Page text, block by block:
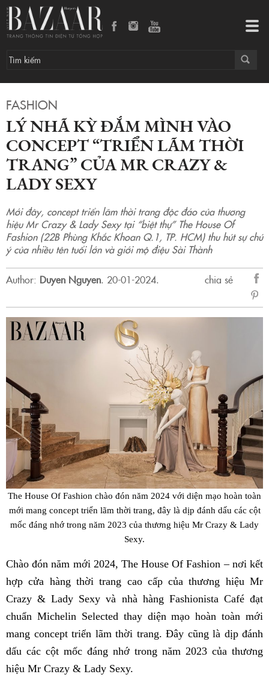
FASHION
LÝ NHÃ KỲ ĐẮM MÌNH VÀO
CONCEPT “TRIỂN LÃM THỜI
TRANG” CỦA MR CRAZY &
LADY SEXY
Mới đây, concept triển lãm thời trang độc đáo của thương
hiệu Mr Crazy & Lady Sexy tại “biệt thự” The House Of
Fashion (22B Phùng Khắc Khoan Q.1, TP. HCM) thu hút sự chú
ý của nhiều tên tuổi lớn và giới mộ điệu Sài Thành
Author: Duyen Nguyen. 20-01-2024.
chia sẻ
sẻ
The House Of Fashion chào đón năm 2024 với diện mạo hoàn toàn
mới mang concept triển lãm thời trang, đây là dịp đánh dấu các cột
mốc đáng nhớ trong năm 2023 của thương hiệu Mr Crazy & Lady
Sexy.
Chào đón năm mới 2024, The House Of Fashion – nơi kết
hợp cửa hàng thời trang cao cấp của thương hiệu Mr
Crazy & Lady Sexy và nhà hàng Fashionista Café đạt
chuẩn Michelin Selected thay diện mạo hoàn toàn mới
mang concept triển lãm thời trang. Đây cũng là dịp đánh
dấu các cột mốc đáng nhớ trong năm 2023 của thương
hiệu Mr Crazy & Lady Sexy.